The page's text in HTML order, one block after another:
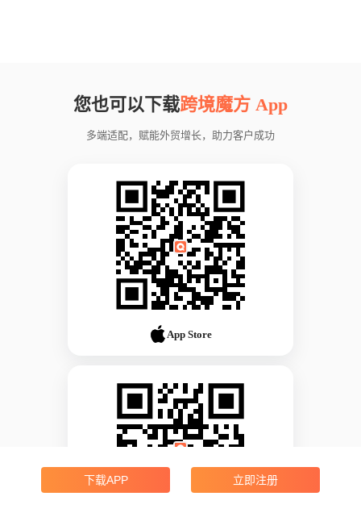
您也可以下载跨境魔方 App
多端适配，赋能外贸增长，助力客户成功
App Store
下载APP 立即注册